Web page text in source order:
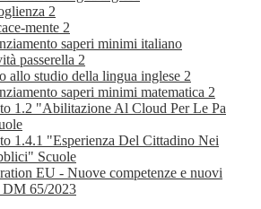
2
mente 2
saperi minimi italiano
passerella 2
allo studio della lingua inglese 2
saperi minimi matematica 2
1.2 "Abilitazione Al Cloud Per Le Pa
1.4.1 "Esperienza Del Cittadino Nei
Scuole
EU - Nuove competenze e nuovi
65/2023